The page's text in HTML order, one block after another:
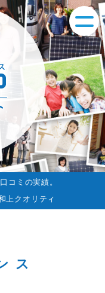
コミの実績。
上クオリティ
ス